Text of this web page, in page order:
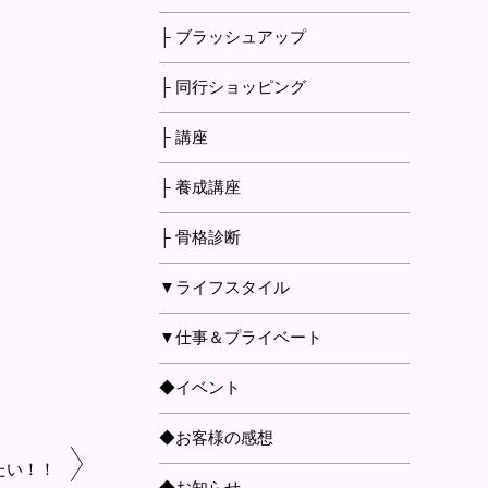
！！
├ ブラッシュアップ
├ 同行ショッピング
├ 講座
├ 養成講座
├ 骨格診断
▼ライフスタイル
▼仕事＆プライベート
◆イベント
◆お客様の感想